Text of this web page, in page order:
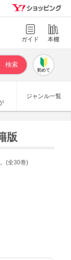
ガイド 本棚
初めて
ジャンル一覧
版
(全30巻)